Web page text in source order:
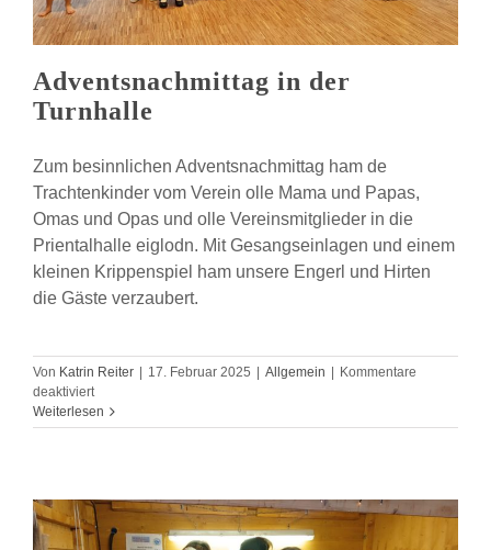
Adventsnachmittag in der
Turnhalle
Zum besinnlichen Adventsnachmittag ham de
Trachtenkinder vom Verein olle Mama und Papas,
Omas und Opas und olle Vereinsmitglieder in die
Prientalhalle eiglodn. Mit Gesangseinlagen und einem
kleinen Krippenspiel ham unsere Engerl und Hirten
die Gäste verzaubert.
Von Katrin Reiter 17. Februar 2025 Allgemein
Kommentare
deaktiviertfür
Adventsnachmittag
in
Weiterlesen